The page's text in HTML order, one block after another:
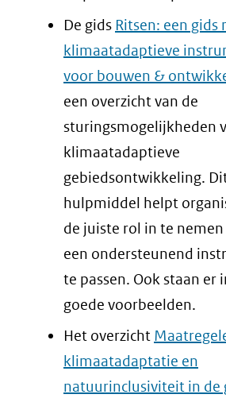
De gids Ritsen: een gids
klimaatadaptieve
voor bouwen &
een overzicht van de
sturingsmogelijkheden
klimaatadaptieve
gebiedsontwikkeling.
hulpmiddel helpt
de juiste rol in te
een ondersteunend
te passen. Ook staan er
goede voorbeelden.
Het overzicht
klimaatadaptatie en
natuurinclusiviteit in de